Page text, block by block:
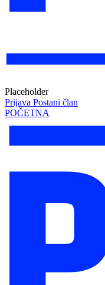
Placeholder
Prijava Postani član
POČETNA